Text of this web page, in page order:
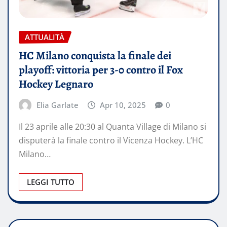
ATTUALITÀ
HC Milano conquista la finale dei
playoff: vittoria per 3-0 contro il Fox
Hockey Legnaro
Elia Garlate Apr 10, 2025 0
Il 23 aprile alle 20:30 al Quanta Village di Milano si
disputerà la finale contro il Vicenza Hockey. L’HC
Milano…
LEGGI TUTTO